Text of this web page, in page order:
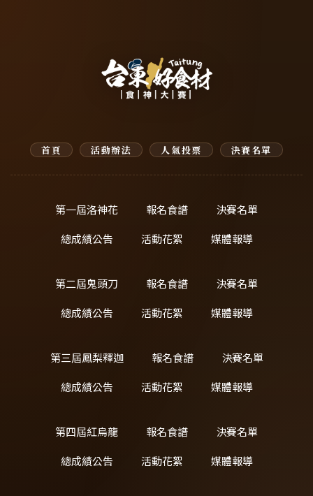
首頁 活動辦法 人氣投票 決賽名單
第一屆洛神花 報名食譜
決賽名單
總成績公告
活動花絮 媒體報導
第二屆鬼頭刀 報名食譜
決賽名單
總成績公告
活動花絮 媒體報導
第三屆鳳梨釋迦 報名食譜
決賽名單
總成績公告
活動花絮 媒體報導
第四屆紅烏龍 報名食譜
決賽名單
總成績公告
活動花絮 媒體報導